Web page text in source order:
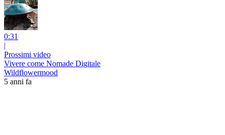
0:31
|
Prossimi video
Vivere come Nomade Digitale
Wildflowermood
5 anni fa